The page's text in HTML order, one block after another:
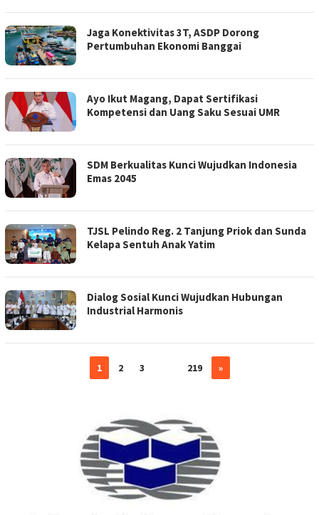
Jaga Konektivitas 3T, ASDP Dorong
Pertumbuhan Ekonomi Banggai
Ayo Ikut Magang, Dapat Sertifikasi
Kompetensi dan Uang Saku Sesuai UMR
SDM Berkualitas Kunci Wujudkan Indonesia
Emas 2045
TJSL Pelindo Reg. 2 Tanjung Priok dan Sunda
Kelapa Sentuh Anak Yatim
Dialog Sosial Kunci Wujudkan Hubungan
Industrial Harmonis
1 2 3 219 »